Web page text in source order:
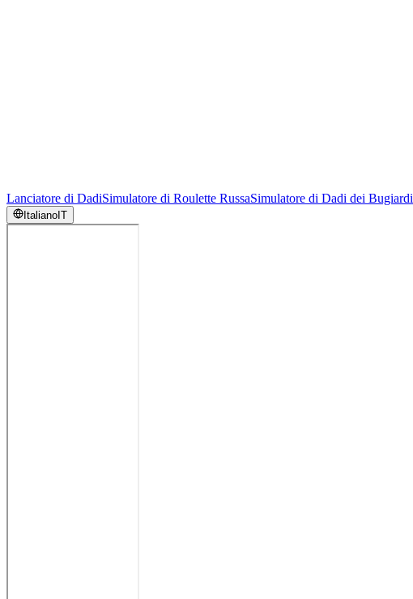
Lanciatore di DadiSimulatore di Roulette RussaSimulatore di Dadi dei Bugiardi
Italiano IT